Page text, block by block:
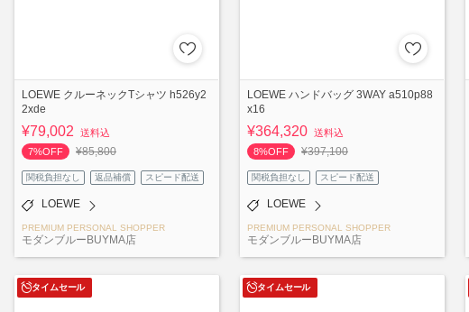
LOEWE クルーネックTシャツ h526y2
2xde
¥79,002
送料込
7%OFF
¥85,800
関税負担なし 返品補償 スピード配送
LOEWE
PREMIUM PERSONAL SHOPPER
モダンブルーBUYMA店
LOEWE ハンドバッグ 3WAY a510p88
x16
¥364,320 送料込
8%OFF
¥397,100
関税負担なし スピード配送
LOEWE
PREMIUM PERSONAL SHOPPER
モダンブルーBUYMA店
タイムセール タイムセール